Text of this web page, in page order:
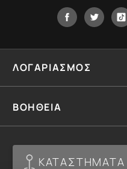
Facebook
ΚΑΤΑΣΤΗΜΑΤΑ
ΒΟΗΘΕΙΑ
ΛΟΓΑΡΙΑΣΜΟΣ